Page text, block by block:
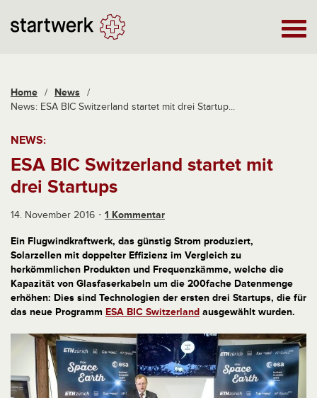
Home / News /
News: ESA BIC Switzerland startet mit drei Startup...
NEWS:
ESA BIC Switzerland startet mit
drei Startups
14. November 2016 1 Kommentar
Ein Flugwindkraftwerk, das günstig Strom produziert,
Solarzellen mit doppelter Effizienz im Vergleich zu
herkömmlichen Produkten und Frequenzkämme, welche die
Kapazität von Glasfaserkabeln um die 200fache Datenmenge
erhöhen: Dies sind Technologien der ersten drei Startups, die für
das neue Programm ESA BIC Switzerland ausgewählt wurden.